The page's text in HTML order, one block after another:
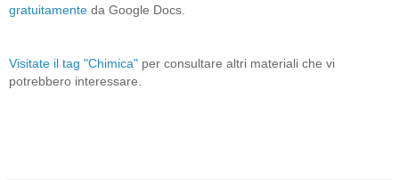
gratuitamente da Google Docs.
Visitate il tag "Chimica" per consultare altri materiali che vi
potrebbero interessare.